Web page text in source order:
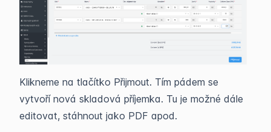
Klikneme na tlačítko Přijmout. Tím pádem se
vytvoří nová skladová příjemka. Tu je možné dále
editovat, stáhnout jako PDF apod.